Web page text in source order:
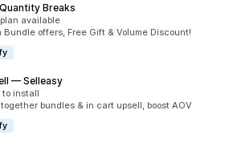
Breaks
available
offers, Free Gift & Volume Discount!
— Selleasy
to install
bundles & in cart upsell, boost AOV